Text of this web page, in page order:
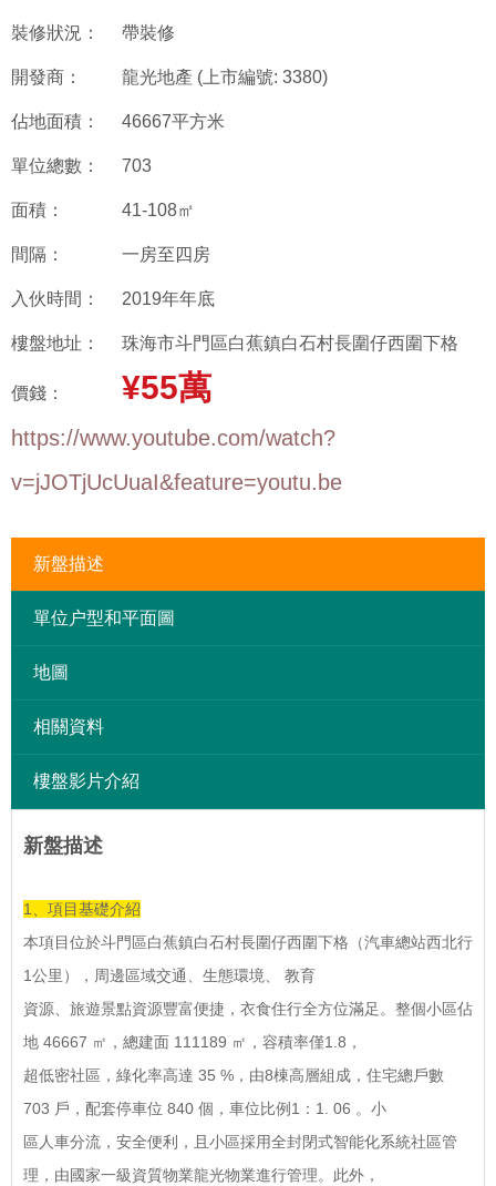
裝修狀況： 帶裝修
開發商： 龍光地產 (上市編號: 3380)
佔地面積： 46667平方米
單位總數： 703
面積： 41-108㎡
間隔： 一房至四房
入伙時間： 2019年年底
樓盤地址： 珠海市斗門區白蕉鎮白石村長圍仔西圍下格
價錢： ¥55萬
https://www.youtube.com/watch?
v=jJOTjUcUuaI&feature=youtu.be
新盤描述
單位户型和平面圖
地圖
相關資料
樓盤影片介紹
新盤描述
1、項目基礎介紹
本項目位於斗門區白蕉鎮白石村長圍仔西圍下格（汽車總站西北行
1公里），周邊區域交通、生態環境、 教育
資源、旅遊景點資源豐富便捷，衣食住行全方位滿足。整個小區佔
地 46667 ㎡，總建面 111189 ㎡，容積率僅1.8，
超低密社區，綠化率高達 35 %，由8棟高層組成，住宅總戶數
703 戶，配套停車位 840 個，車位比例1：1. 06 。小
區人車分流，安全便利，且小區採用全封閉式智能化系統社區管
理，由國家一級資質物業龍光物業進行管理。此外，